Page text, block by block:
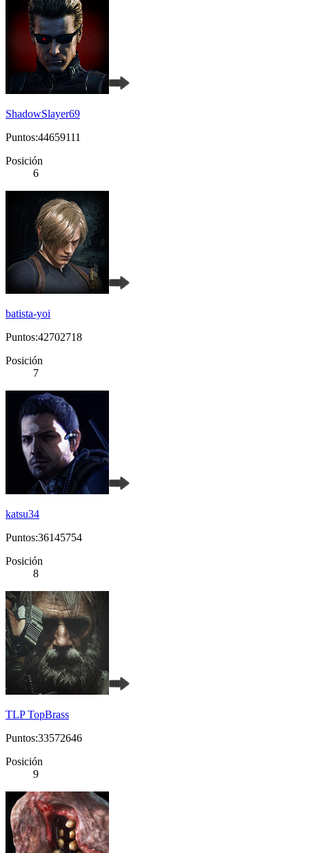
ShadowSlayer69
Puntos:44659111
Posición
6
batista-yoi
Puntos:42702718
Posición
7
katsu34
Puntos:36145754
Posición
8
TLP TopBrass
Puntos:33572646
Posición
9